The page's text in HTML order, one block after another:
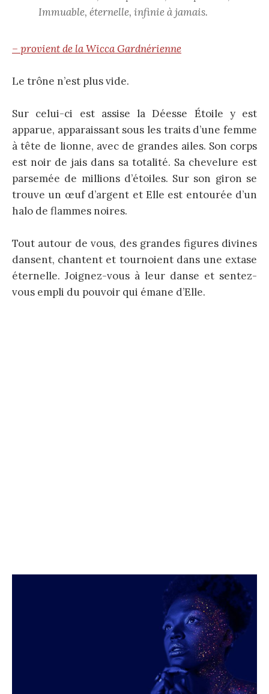
Immuable, éternelle, infinie à jamais.
– provient de la Wicca Gardnérienne
Le trône n’est plus vide.
Sur celui-ci est assise la Déesse Étoile y est
apparue, apparaissant sous les traits d’une femme
à tête de lionne, avec de grandes ailes. Son corps
est noir de jais dans sa totalité. Sa chevelure est
parsemée de millions d’étoiles. Sur son giron se
trouve un œuf d’argent et Elle est entourée d’un
halo de flammes noires.
Tout autour de vous, des grandes figures divines
dansent, chantent et tournoient dans une extase
éternelle. Joignez-vous à leur danse et sentez-
vous empli du pouvoir qui émane d’Elle.